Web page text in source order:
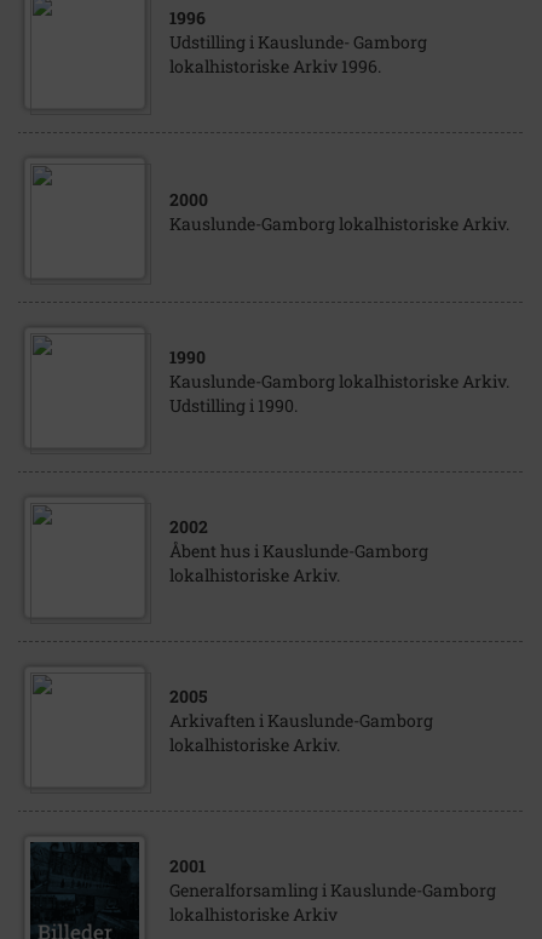
1996
Udstilling i Kauslunde- Gamborg
lokalhistoriske Arkiv 1996.
2000
Kauslunde-Gamborg lokalhistoriske Arkiv.
1990
Kauslunde-Gamborg lokalhistoriske Arkiv.
Udstilling i 1990.
2002
Åbent hus i Kauslunde-Gamborg
lokalhistoriske Arkiv.
2005
Arkivaften i Kauslunde-Gamborg
lokalhistoriske Arkiv.
2001
Generalforsamling i Kauslunde-Gamborg
lokalhistoriske Arkiv